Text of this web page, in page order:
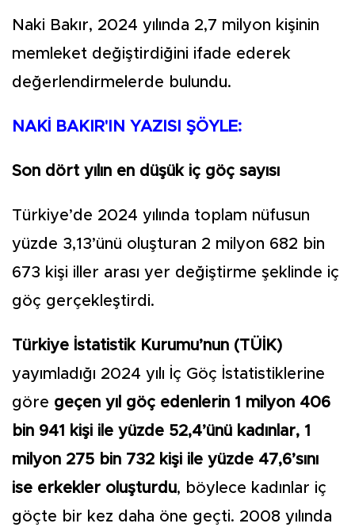
Naki Bakır, 2024 yılında 2,7 milyon kişinin
memleket değiştirdiğini ifade ederek
değerlendirmelerde bulundu.
NAKİ BAKIR'IN YAZISI ŞÖYLE:
Son dört yılın en düşük iç göç sayısı
Türkiye’de 2024 yılında toplam nüfusun
yüz­de 3,13’ünü oluşturan 2 milyon 682 bin
673 kişi iller arası yer değiştirme şeklinde iç
göç gerçekleştirdi.
Türkiye İstatistik Kuru­mu’nun (TÜİK)
yayımladı­ğı 2024 yılı İç Göç İstatistik­lerine
göre geçen yıl göç eden­lerin 1 milyon 406
bin 941 kişi ile yüzde 52,4’ünü kadınlar, 1
milyon 275 bin 732 kişi ile yüz­de 47,6’sını
ise erkekler oluş­turdu, böylece kadınlar iç
göçte bir kez daha öne geçti. 2008 yı­lında